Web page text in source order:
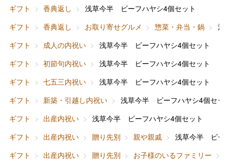
ギフト
香典返し
浅草今半 ビーフハヤシ4個セット
ギフト
香典返し お取り寄せグルメ 惣菜・弁当・鍋
浅
ギフト
成人の内祝い
浅草今半 ビーフハヤシ4個セット
ギフト
初節句内祝い
浅草今半 ビーフハヤシ4個セット
ギフト
七五三内祝い
浅草今半 ビーフハヤシ4個セット
ギフト
新築・引越し内祝い
浅草今半 ビーフハヤシ4個セッ
ギフト
出産内祝い
浅草今半 ビーフハヤシ4個セット
ギフト
出産内祝い 贈り先別 親や親戚
浅草今半 ビー
ギフト
出産内祝い 贈り先別 お子様のいるファミリー
フード＆スイーツ
バレンタインチョコレート
ホワイトデー